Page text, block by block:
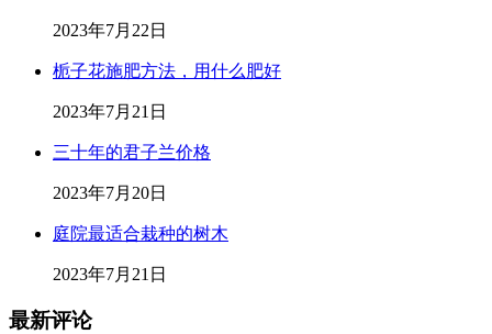
2023年7月22日
栀子花施肥方法，用什么肥好
2023年7月21日
三十年的君子兰价格
2023年7月20日
庭院最适合栽种的树木
2023年7月21日
最新评论